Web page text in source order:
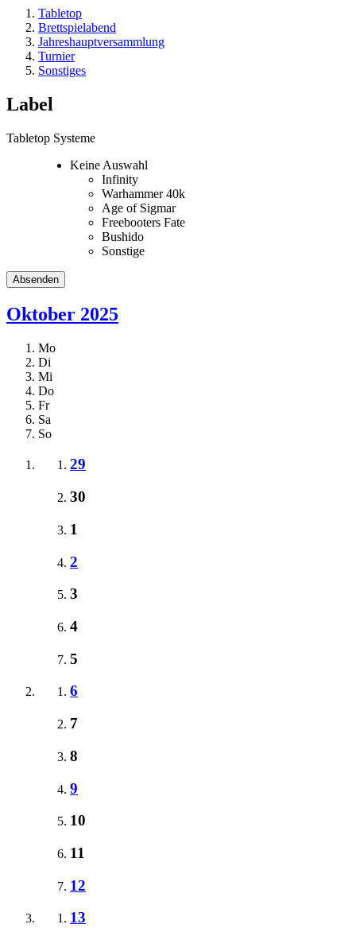
Tabletop
Brettspielabend
Jahreshauptversammlung
Turnier
Sonstiges
Label
Tabletop Systeme
Keine Auswahl
Infinity
Warhammer 40k
Age of Sigmar
Freebooters Fate
Bushido
Sonstige
Oktober 2025
Mo
Di
Mi
Do
Fr
Sa
So
29
30
1
2
3
4
5
6
7
8
9
10
11
12
13